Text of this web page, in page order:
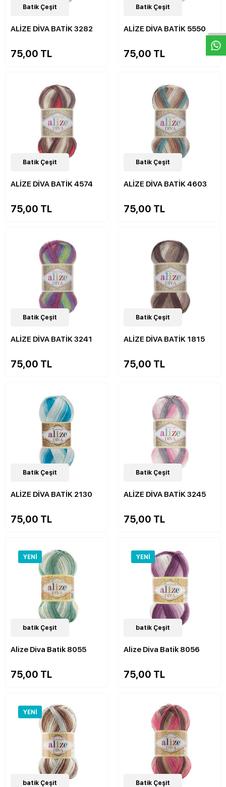
30Çeşit
Batik Çeşit
ALİZE DİVA BATİK 3282
75,00 TL
30Çeşit
Batik Çeşit
ALİZE DİVA BATİK 5550
75,00 TL
30Çeşit
Batik Çeşit
ALİZE DİVA BATİK 4574
75,00 TL
30Çeşit
Batik Çeşit
ALİZE DİVA BATİK 4603
75,00 TL
30Çeşit
Batik Çeşit
ALİZE DİVA BATİK 3241
75,00 TL
30Çeşit
Batik Çeşit
ALİZE DİVA BATİK 1815
75,00 TL
30Çeşit
Batik Çeşit
ALİZE DİVA BATİK 2130
75,00 TL
30Çeşit
Batik Çeşit
ALİZE DİVA BATİK 3245
75,00 TL
YENI
31Çeşit
batik Çeşit
Alize Diva Batik 8055
75,00 TL
YENI
31Çeşit
batik Çeşit
Alize Diva Batik 8056
75,00 TL
YENI
28Çeşit
batik Çeşit 28Çeşit
Batik Çeşit